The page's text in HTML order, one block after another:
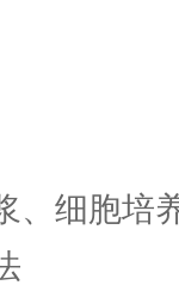
、细胞培